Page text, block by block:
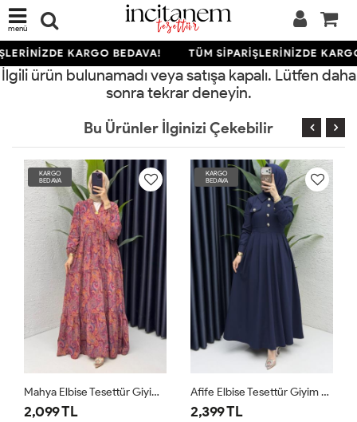
menü
KARGO BEDAVA! TÜM SİPARİŞLERİNİZDE
İlgili ürün bulunamadı veya satışa kapalı. Lütfen daha
sonra tekrar deneyin.
Bu Ürünler İlginizi Çekebilir
KARGO
BEDAVA
Mahya Elbise Tesettür Giyim Bordo
2,099 TL
KARGO
BEDAVA
Afife Elbise Tesettür Giyim Lacivert
2,399 TL